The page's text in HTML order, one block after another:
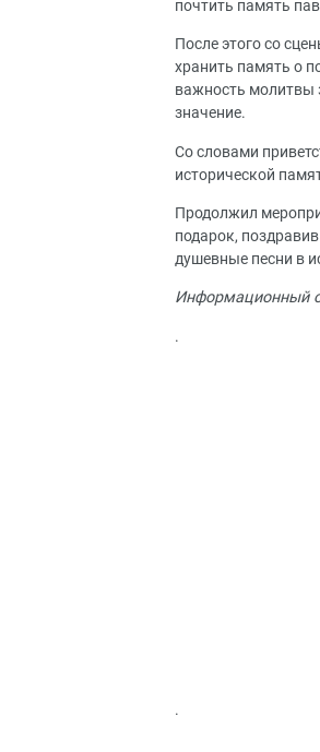
почтить память
После этого со
хранить память о
важность молитвы
значение.
Со словами
исторической
Продолжил
подарок,
душевные песни в
Информационный
.
.